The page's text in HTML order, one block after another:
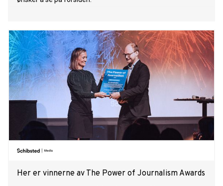
Her er vinnerne av The Power of Journalism Awards